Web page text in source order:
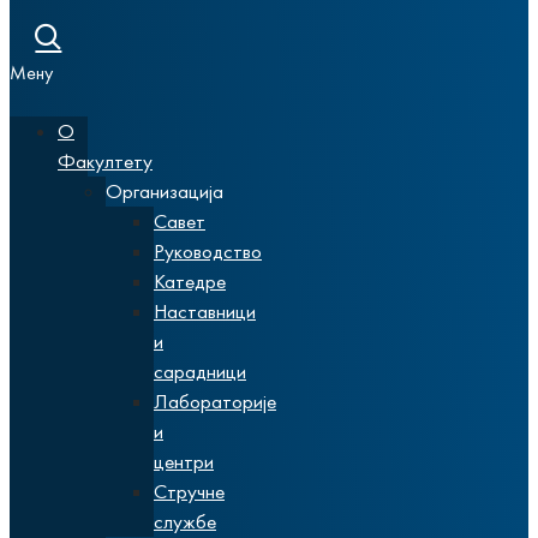
Мену
О
Факултету
Организација
Савет
Руководство
Катедре
Наставници
и
сарадници
Лабораторије
и
центри
Стручне
службе